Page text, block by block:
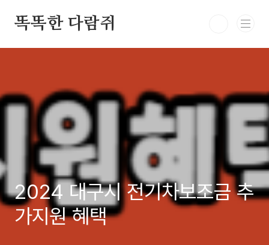
똑똑한 다람쥐
2024 대구시 전기차보조금 추
가지원 혜택